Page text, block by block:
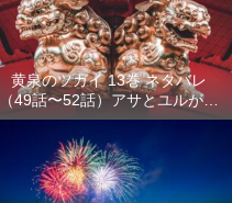
黄泉のツガイ 13巻 ネタバレ
（49話〜52話）アサとユルが家
出！西ノ村の真実とヒカルの決
意を解説